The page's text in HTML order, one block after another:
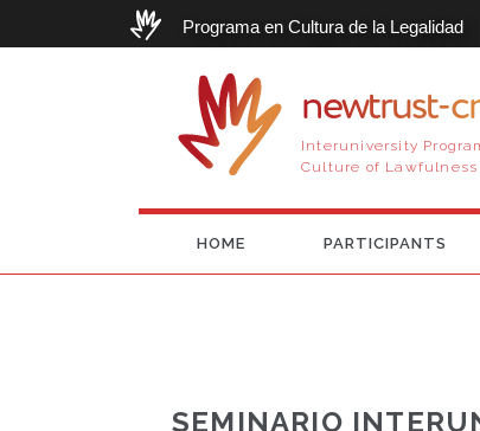
Programa en Cultura de la Legalidad
newtrust-
Interuniversity
Culture of Lawfulness
HOME PARTICIPANTS
SEMINARIO